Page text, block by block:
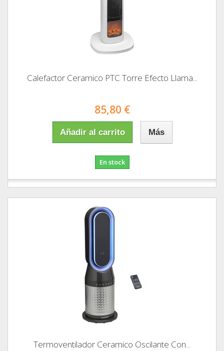
Calefactor Ceramico PTC Torre Efecto Llama...
85,80 €
Añadir al carrito Más
En stock
Termoventilador Ceramico Oscilante Con...